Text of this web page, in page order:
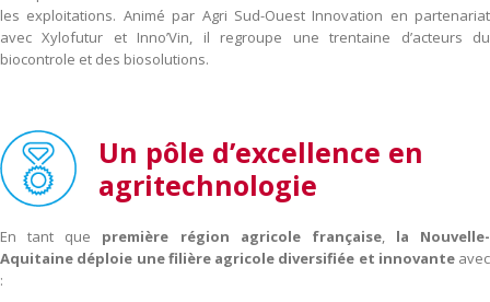
les exploitations. Animé par Agri Sud-Ouest Innovation en partenariat
avec Xylofutur et Inno’Vin, il regroupe une trentaine d’acteurs du
biocontrole et des biosolutions.
Un pôle d’excellence en
agritechnologie
En tant que première région agricole française, la
Nouvelle-
Aquitaine déploie une filière agricole diversifiée et innovanteavec
: